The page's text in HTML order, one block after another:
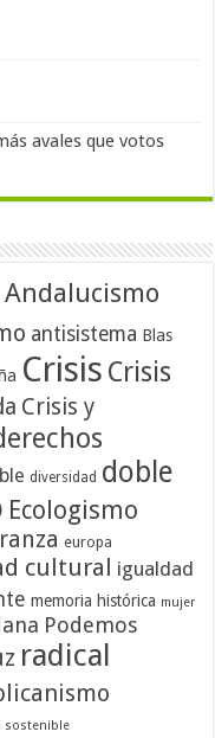
avales que votos
Andalucismo
antisistema Blas
Crisis Crisis
Crisis y
diversidad doble
Ecologismo
europa
cultural igualdad
memoria histórica mujer
Podemos
radical
sostenible